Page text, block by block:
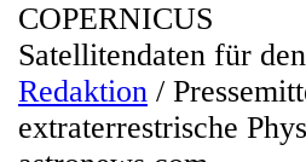
COPERNICUS
Satellitendaten für
Redaktion /
extraterrestrische